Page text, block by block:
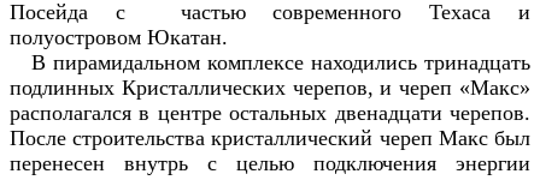
Посейда с частью современного Техаса и
полуостровом Юкатан.
В пирамидальном комплексе находились тринадцать
подлинных Кристаллических черепов, и череп «Макс»
располагался в центре остальных двенадцати черепов.
После строительства кристаллический череп Макс был
перенесен внутрь с целью подключения энергии